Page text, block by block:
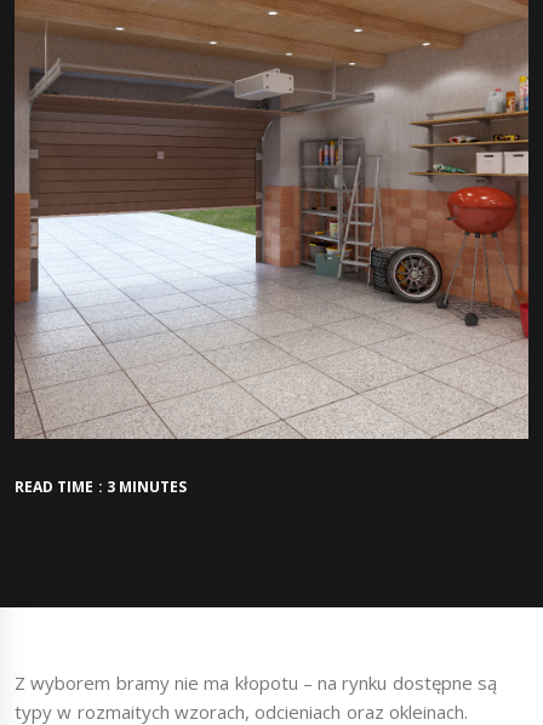
READ TIME : 3 MINUTES
Z wyborem bramy nie ma kłopotu – na rynku dostępne są
typy w rozmaitych wzorach, odcieniach oraz okleinach.